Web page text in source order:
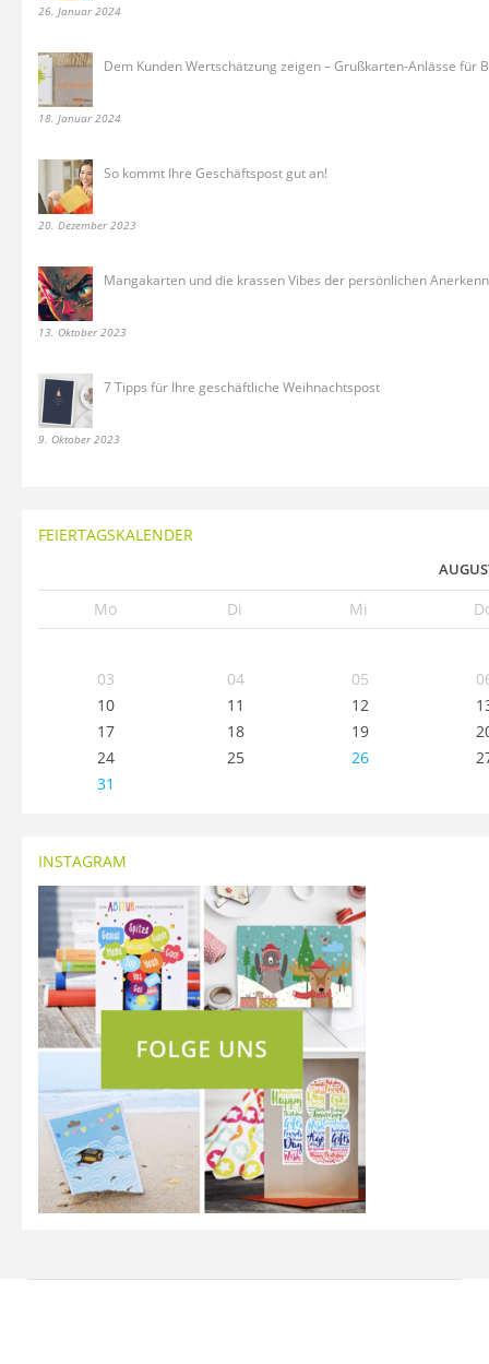
26. Januar 2024
Dem Kunden Wertschätzung zeigen – Grußkarten-Anlässe für
18. Januar 2024
So kommt Ihre Geschäftspost gut an!
20. Dezember 2023
Mangakarten und die krassen Vibes der persönlichen
13. Oktober 2023
7 Tipps für Ihre geschäftliche Weihnachtspost
9. Oktober 2023
FEIERTAGSKALENDER
Mo Di Mi
03 04 05
10
11 12
17
18 19
24
25 26
31
INSTAGRAM